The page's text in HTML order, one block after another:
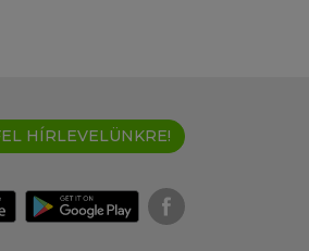
HÍRLEVELÜNKRE!